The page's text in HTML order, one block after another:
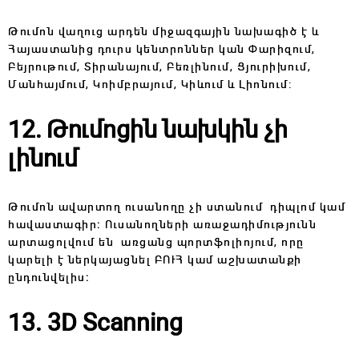
Թումոն վաղուց արդեն միջազգային նախագիծ է և
Հայաստանից դուրս կենտրոններ կան Փարիզում,
Բեյրութում, Տիրանայում, Բեռլինում, Ցյուրիխում,
Մանհայմում, Կոիմբրայում, Կիևում և Լիոնում:
12․ Թումոցին նախկին չի
լինում
Թումոն ավարտող ուսանողը չի ստանում դիպլոմ կամ
հավաստագիր։ Ուսանողների առաջադիմությունն
արտացոլվում են առցանց պորտֆոլիոյում, որը
կարելի է ներկայացնել ԲՈՒՀ կամ աշխատանքի
ընդունվելիս։
13. 3D Scanning